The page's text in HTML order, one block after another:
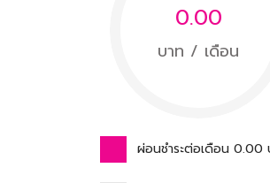
0.00
บาท / เดือน
ผ่อนชำระต่อเดือน 0.00